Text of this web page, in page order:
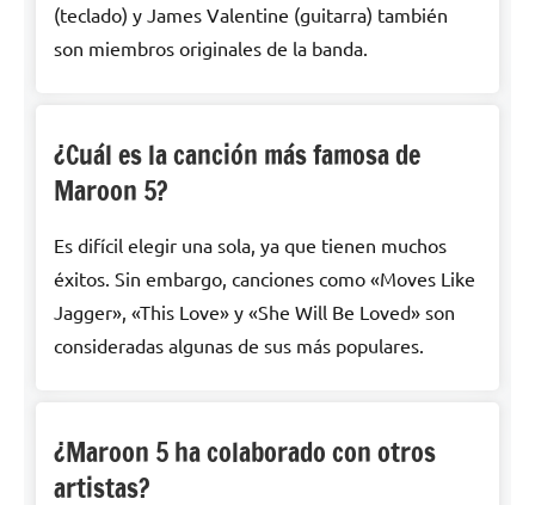
(teclado) y James Valentine (guitarra) también
son miembros originales de la banda.
¿Cuál es la canción más famosa de
Maroon 5?
Es difícil elegir una sola, ya que tienen muchos
éxitos. Sin embargo, canciones como «Moves Like
Jagger», «This Love» y «She Will Be Loved» son
consideradas algunas de sus más populares.
¿Maroon 5 ha colaborado con otros
artistas?